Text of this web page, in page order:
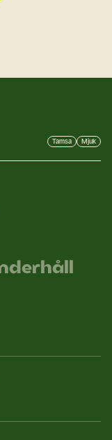
Tamsa Mjuk